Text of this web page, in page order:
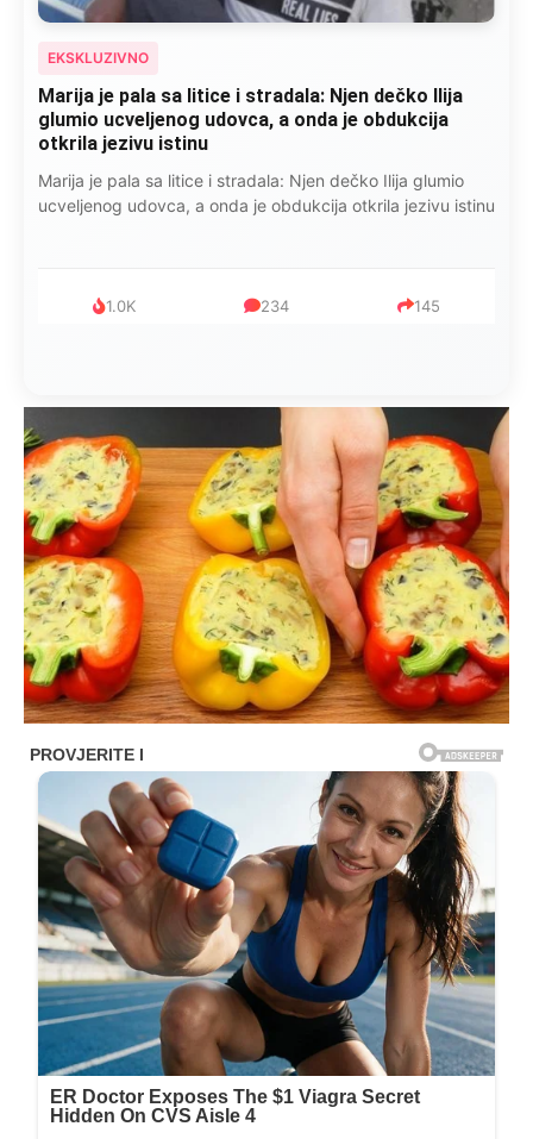
EKSKLUZIVNO
Marija je pala sa litice i stradala: Njen dečko Ilija
glumio ucveljenog udovca, a onda je obdukcija
otkrila jezivu istinu
Marija je pala sa litice i stradala: Njen dečko Ilija glumio
ucveljenog udovca, a onda je obdukcija otkrila jezivu istinu
1.0K 234 145